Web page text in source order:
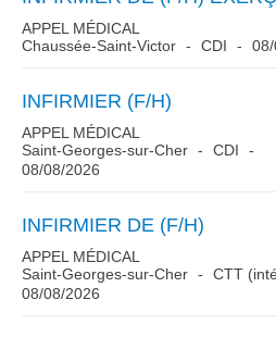
APPEL MÉDICAL
Chaussée-Saint-Victor
CDI
INFIRMIER (F/H)
APPEL MÉDICAL
Saint-Georges-sur-Cher
CDI
08/08/2026
INFIRMIER DE (F/H)
APPEL MÉDICAL
Saint-Georges-sur-Cher
CTT
08/08/2026